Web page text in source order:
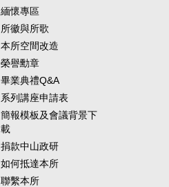
緬懷專區
所徽與所歌
本所空間改造
榮譽勳章
畢業典禮Q&A
系列講座申請表
簡報模板及會議背景下
載
捐款中山政研
如何抵達本所
聯繫本所